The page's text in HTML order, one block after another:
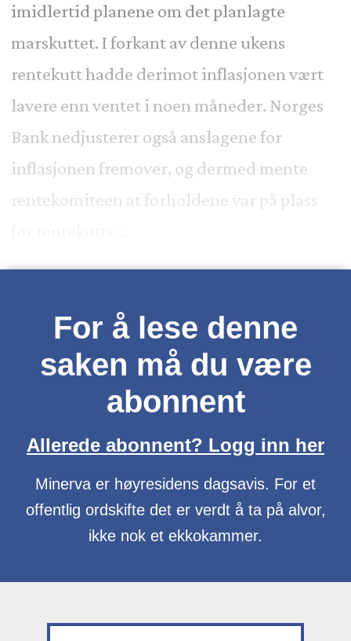
imidlertid planene om det planlagte
marskuttet. I forkant av denne ukens
rentekutt hadde derimot inflasjonen vært
lavere enn ventet i noen måneder. Norges
Bank nedjusterer også anslagene for
inflasjonen fremover, og dermed mente
rentekomiteen at forholdene var på plass
For å lese denne
saken må du være
abonnent
Allerede abonnent? Logg inn her
Minerva er høyresidens dagsavis. For et
offentlig ordskifte det er verdt å ta på alvor,
ikke nok et ekkokammer.